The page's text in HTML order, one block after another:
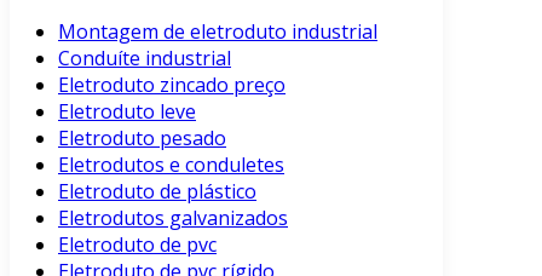
Montagem de eletroduto industrial
Conduíte industrial
Eletroduto zincado preço
Eletroduto leve
Eletroduto pesado
Eletrodutos e conduletes
Eletroduto de plástico
Eletrodutos galvanizados
Eletroduto de pvc